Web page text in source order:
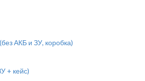
АКБ и ЗУ, коробка)
+ кейс)